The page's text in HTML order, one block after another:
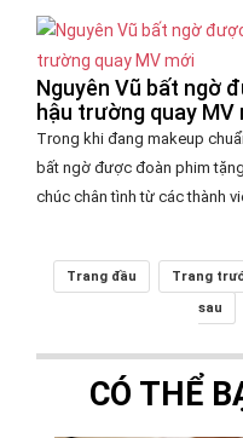
Nguyên Vũ bất ngờ
hậu trường quay MV
Trong khi đang makeup
bất ngờ được đoàn phim
chúc chân tình từ các thành
Trang đầu Trang
sau
CÓ THỂ